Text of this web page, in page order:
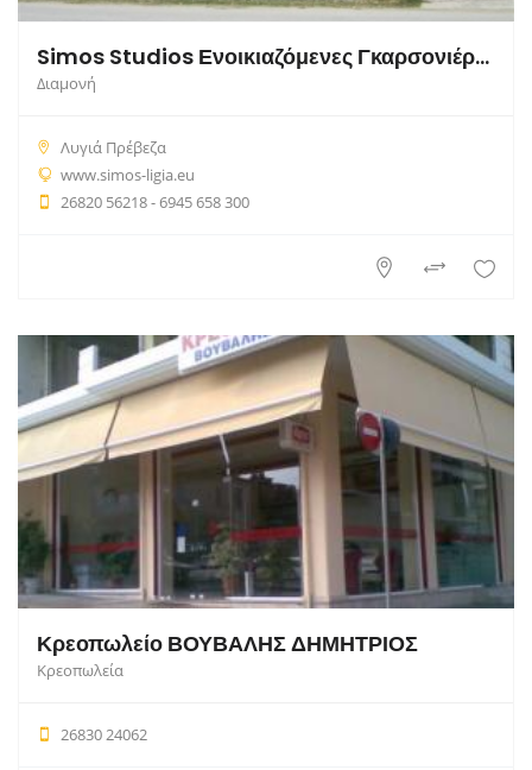
Simos Studios Ενοικιαζόμενες Γκαρσονιέρες
Διαμονή
Λυγιά Πρέβεζα
www.simos-ligia.eu
26820 56218 - 6945 658 300
Κρεοπωλείο ΒΟΥΒΑΛΗΣ ΔΗΜΗΤΡΙΟΣ
Κρεοπωλεία
26830 24062